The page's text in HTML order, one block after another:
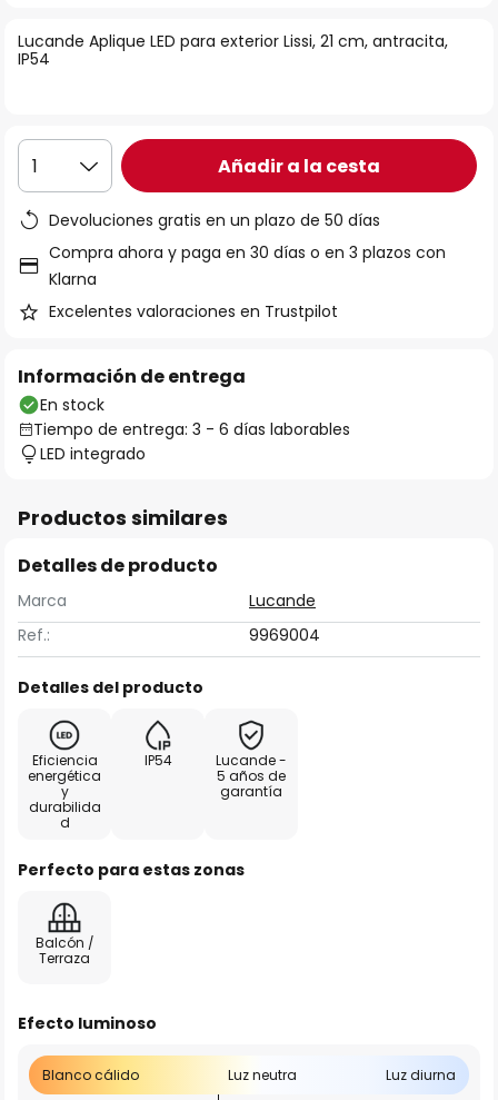
galería
de
Lucande Aplique LED para exterior Lissi, 21 cm, antracita,
IP54
1 Añadir a la cesta
Devoluciones gratis en un plazo de 50 días
Compra ahora y paga en 30 días o en 3 plazos con
Klarna
Excelentes valoraciones en Trustpilot
Información de entrega
En stock
Tiempo de entrega: 3 - 6 días laborables
LED integrado
Productos similares
Detalles de producto
Marca
Lucande
Ref.:
9969004
Detalles del producto
Eficiencia
energética
y
durabilida
d
IP54
Lucande -
5 años de
garantía
Perfecto para estas zonas
Balcón /
Terraza
Efecto luminoso
Blanco cálido Luz neutra Luz diurna